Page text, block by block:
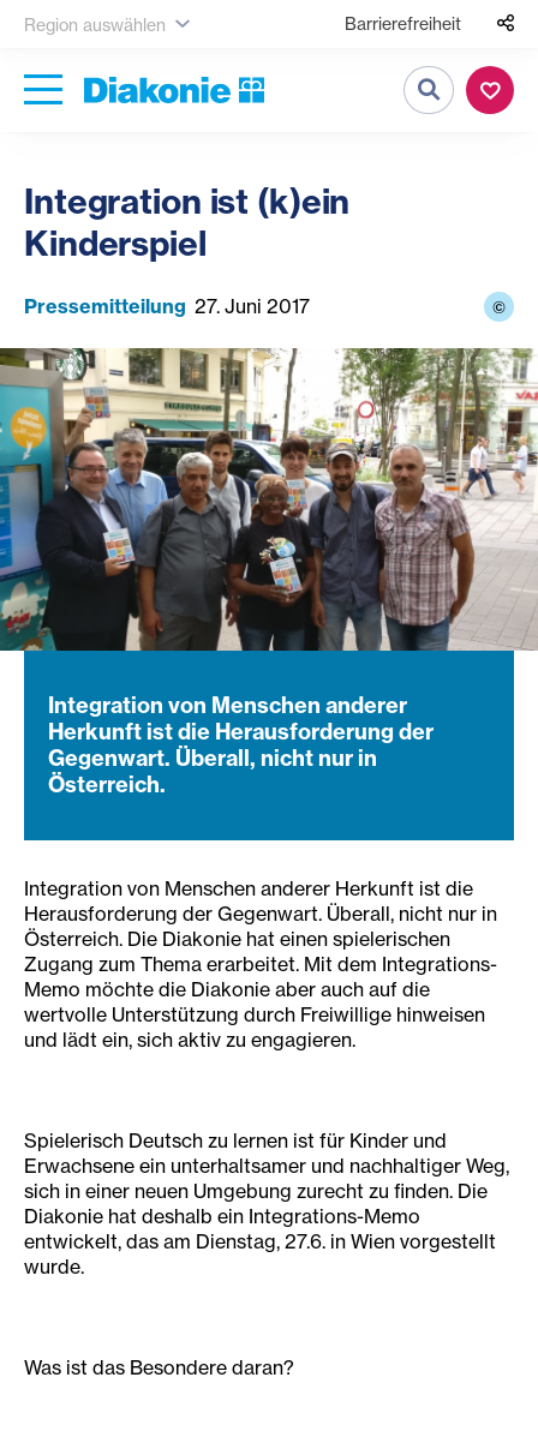
Region auswählen Barrierefreiheit
Suche
Integration ist (k)ein
Kinderspiel
Pressemitteilung 27. Juni 2017 ©
Integration von Menschen anderer
Herkunft ist die Herausforderung der
Gegenwart. Überall, nicht nur in
Österreich.
Integration von Menschen anderer Herkunft ist die
Herausforderung der Gegenwart. Überall, nicht nur in
Österreich. Die Diakonie hat einen spielerischen
Zugang zum Thema erarbeitet. Mit dem Integrations-
Memo möchte die Diakonie aber auch auf die
wertvolle Unterstützung durch Freiwillige hinweisen
und lädt ein, sich aktiv zu engagieren.
Spielerisch Deutsch zu lernen ist für Kinder und
Erwachsene ein unterhaltsamer und nachhaltiger Weg,
sich in einer neuen Umgebung zurecht zu finden. Die
Diakonie hat deshalb ein Integrations-Memo
entwickelt, das am Dienstag, 27.6. in Wien vorgestellt
wurde.
Was ist das Besondere daran?